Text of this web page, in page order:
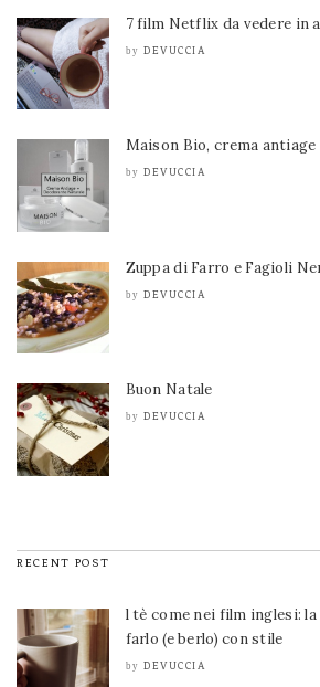
7 film Netflix da vedere in
by DEVUCCIA
Maison Bio, crema
by DEVUCCIA
Zuppa di Farro e Fagioli
by DEVUCCIA
Buon Natale
by DEVUCCIA
RECENT POST
l tè come nei film inglesi:
farlo (e berlo) con stile
by DEVUCCIA